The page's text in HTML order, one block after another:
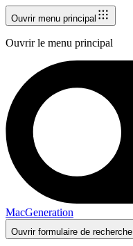
Ouvrir menu principal
Ouvrir le menu principal
MacGeneration
Ouvrir formulaire de recherche